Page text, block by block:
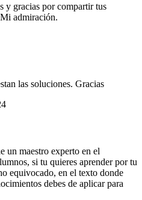
y gracias por compartir tus
admiración.
las soluciones. Gracias
un maestro experto en el
si tu quieres aprender por tu
equivocado, en el texto donde
debes de aplicar para